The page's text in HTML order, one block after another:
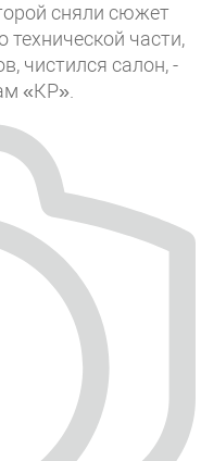
сняли сюжет
части,
чистился салон, -
«КР».